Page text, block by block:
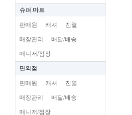
슈펴.마트
판매원 캐셔 진열
매장관리 배달/배송
매니저/점장
편의점
판매원 캐셔 진열
매장관리 배달/배송
매니저/점장